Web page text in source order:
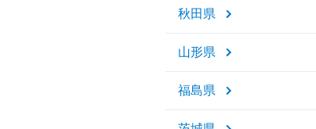
秋田県
山形県
福島県